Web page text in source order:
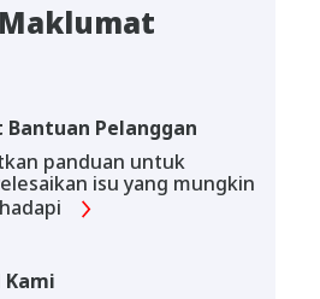
Bantuan Pelanggan
panduan untuk
isu yang mungkin
Kami